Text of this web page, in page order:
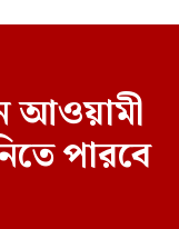
আওয়ামী
পারবে